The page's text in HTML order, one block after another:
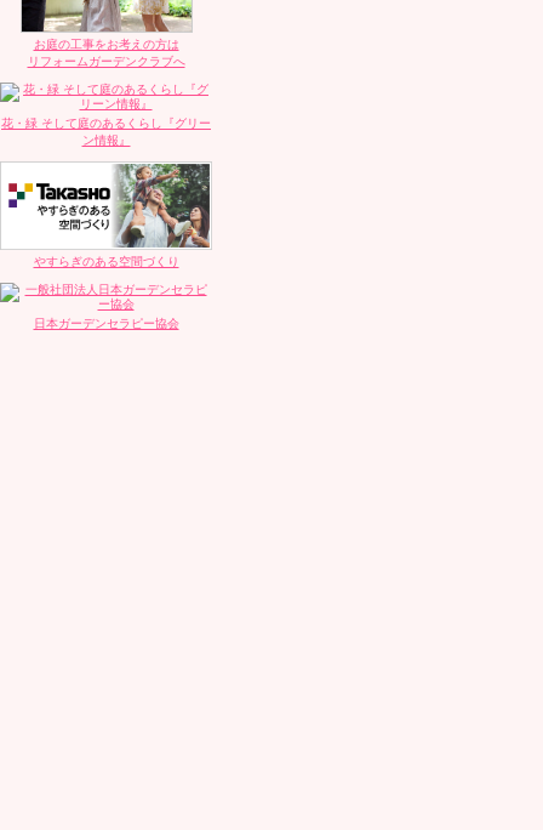
お庭の工事をお考えの方は
リフォームガーデンクラブへ
花・緑 そして庭のあるくらし『グリー
ン情報』
やすらぎのある空間づくり
日本ガーデンセラピー協会